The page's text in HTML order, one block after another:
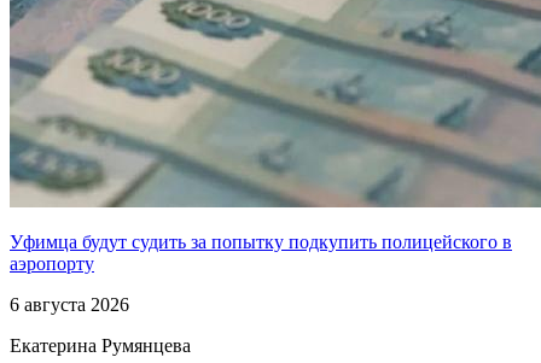
Уфимца будут судить за попытку подкупить полицейского в
аэропорту
6 августа 2026
Екатерина Румянцева